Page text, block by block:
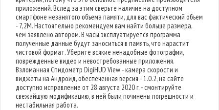
приложений. Вслед за этим сверьте наличие на доступном
смартфоне незанятого объема памяти, для вас фактический объем
- 7,2M. Настоятельно рекомендуем вам найти больше размера,
чем заявлено автором. В часы эксплуатируется программа
полученные данные будут заноситься в память, что нарастит
чистовой формат. Уберите всякие ненадобные фотографии,
поврежденные видео и невостребованные приложения.
Взломанная Спидометр DigiHUD View - камера скорости и
виджеты на Андроид, обеспеченная версия - 1.0.2, на сайте
доступно исправление от 28 августа 2020 г. - смонтируйте
свежайшую модификацию, в ней были починены погрешности и
нестабильная работа.